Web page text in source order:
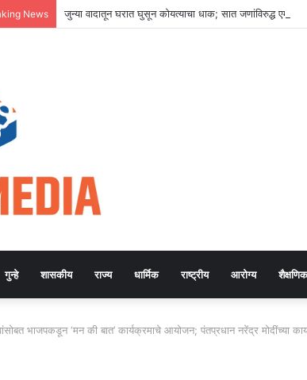
News जुन्या वादातून घरात घुसून कोयत्याचा धाक; सात जणांविरुद्ध
गुन्हे शासकीय राज्य धार्मिक राष्ट्रीय आरोग्य शैक्षणिक
भाजपकडून ‘मन की बात’ कार्यक्रमाचे आयोजन; पंतप्रधान नरेंद्र मोदींच्या